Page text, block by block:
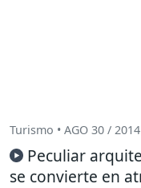
Turismo • AGO 30 / 2014
Peculiar
se convierte en